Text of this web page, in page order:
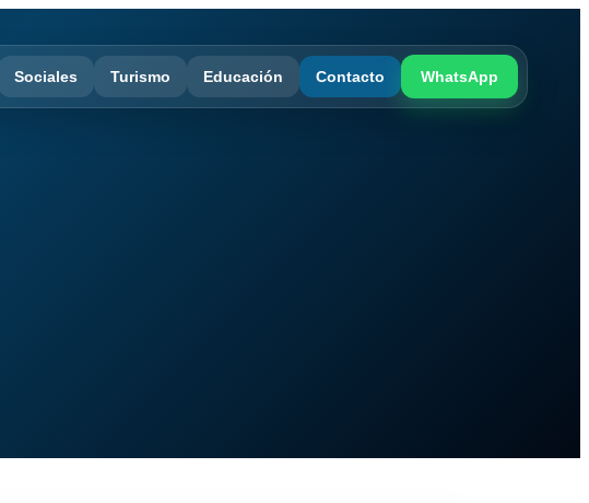
Sociales Turismo Educación Contacto WhatsApp